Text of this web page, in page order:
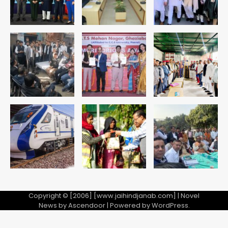
Copyright © [2006] [www.jaihindjanab.com] | Novel
News byAscendoor| Powered byWordPress.